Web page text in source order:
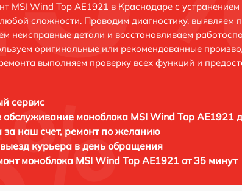
MSI Wind Top AE1921 в Краснодаре с устранением
сложности. Проводим диагностику, выявляем
неисправные детали и восстанавливаем
оригинальные или рекомендованные
выполняем проверку всех функций и
сервис
обслуживание моноблока MSI Wind Top AE1921
за наш счет, ремонт по желанию
курьера в день обращения
моноблока MSI Wind Top AE1921 от 35 минут